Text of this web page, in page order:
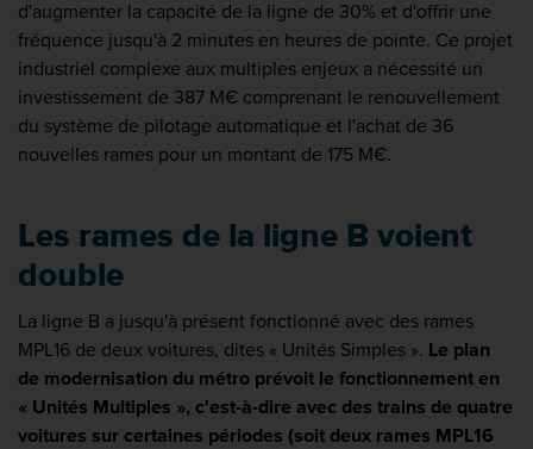
d'augmenter la capacité de la ligne de 30% et d'offrir une
fréquence jusqu'à 2 minutes en heures de pointe. Ce projet
industriel complexe aux multiples enjeux a nécessité un
investissement de 387 M€ comprenant le renouvellement
du système de pilotage automatique et l'achat de 36
nouvelles rames pour un montant de 175 M€.
Les rames de la ligne B voient
double
La ligne B a jusqu'à présent fonctionné avec des rames
MPL16 de deux voitures, dites « Unités Simples ». Le plan
de modernisation du métro prévoit le fonctionnement en
« Unités Multiples », c'est-à-dire avec des trains de quatre
voitures sur certaines périodes (soit deux rames MPL16